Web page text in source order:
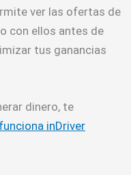
ver las ofertas de
con ellos antes de
tus ganancias
dinero, te
inDriver